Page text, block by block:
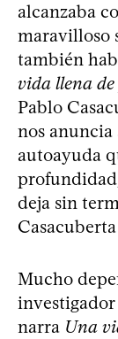
alcanzaba
maravilloso
también
vida llena
Pablo
nos
autoayuda
deja sin
Mucho
narra Una